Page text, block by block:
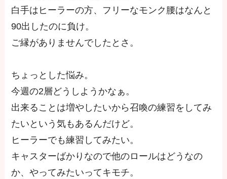
白手はヒーラーの方、フリーなモンク腰はなんと
90出したのに負け。
ご縁がありませんでしたとさ。
ちょっとした悩み。
今週の2層どうしようかなぁ。
出来ることは増やしたいから召喚の練習をしてみ
たいという気もあるんだけど。
ヒーラーでも練習してみたい。
キャスターばかりなので他のロールはどうなの
か、やってみたいってキモチ。